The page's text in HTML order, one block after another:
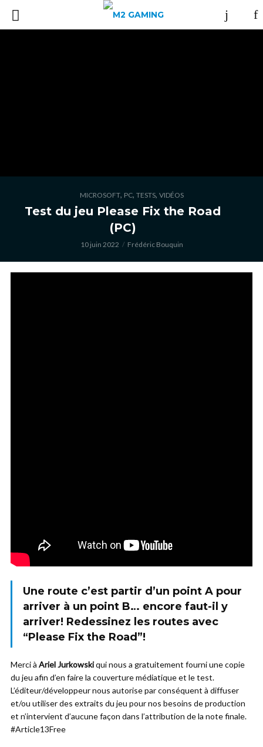
MICROSOFT, PC, TESTS, VIDÉOS
Test du jeu Please Fix the Road
(PC)
10 juin 2022 Frédéric Bouquin
Une route c’est partir d’un point A pour
arriver à un point B… encore faut-il y
arriver! Redessinez les routes avec
“Please Fix the Road”!
Merci à Ariel Jurkowskiqui nous a gratuitement fourni une copie
du jeu afin d’en faire la couverture médiatique et le test.
L’éditeur/développeur nous autorise par conséquent à diffuser
et/ou utiliser des extraits du jeu pour nos besoins de production
et n’intervient d’aucune façon dans l’attribution de la note finale.
#Article13Free